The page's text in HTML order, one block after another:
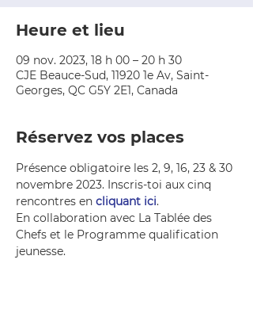
Heure et lieu
09 nov. 2023, 18 h 00 – 20 h 30
CJE Beauce-Sud, 11920 1e Av, Saint-
Georges, QC G5Y 2E1, Canada
Réservez vos places
Présence obligatoire les 2, 9, 16, 23 & 30
novembre 2023. Inscris-toi aux cinq
rencontres en cliquant ici.
En collaboration avec La Tablée des
Chefs et le Programme qualification
jeunesse.